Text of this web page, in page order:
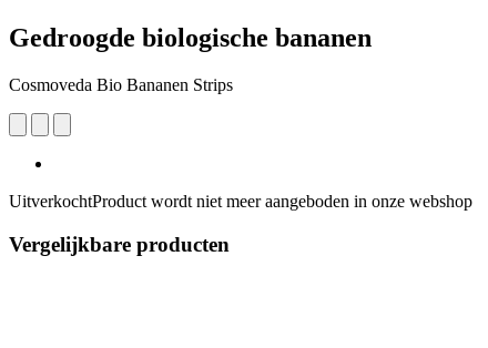
Gedroogde biologische bananen
Cosmoveda Bio Bananen Strips
UitverkochtProduct wordt niet meer aangeboden in onze webshop
Vergelijkbare producten